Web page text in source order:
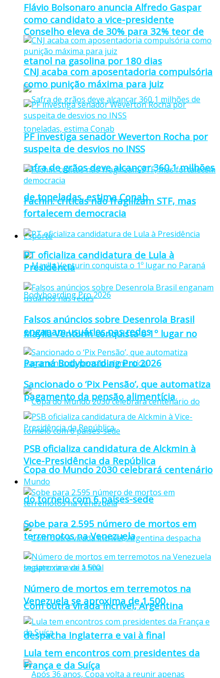
Conselho eleva de 30% para 32% teor de
etanol na gasolina por 180 dias
Safra de grãos deve alcançar 360,1 milhões
de toneladas, estima Conab
Esporte
Maylla Venturin conquista o 1º lugar no
Paraná Bodyboarding Pro 2026
Copa do Mundo 2030 celebrará centenário
do torneio com 6 países-sede
Com outra virada incrível, Argentina
despacha Inglaterra e vai à final
Flávio Bolsonaro anuncia Alfredo Gaspar
como candidato a vice-presidente
CNJ acaba com aposentadoria compulsória
como punição máxima para juiz
PF investiga senador Weverton Rocha por
suspeita de desvios no INSS
Fachin: críticas não fragilizam STF, mas
fortalecem democracia
PT oficializa candidatura de Lula à
Presidência
Falsos anúncios sobre Desenrola Brasil
enganam usuários nas redes
Sancionado o ‘Pix Pensão’, que automatiza
pagamento da pensão alimentícia
PSB oficializa candidatura de Alckmin à
Vice-Presidência da República
Mundo
Sobe para 2.595 número de mortos em
terremotos na Venezuela
Número de mortos em terremotos na
Venezuela se aproxima de 1.500
Lula tem encontros com presidentes da
França e da Suíça